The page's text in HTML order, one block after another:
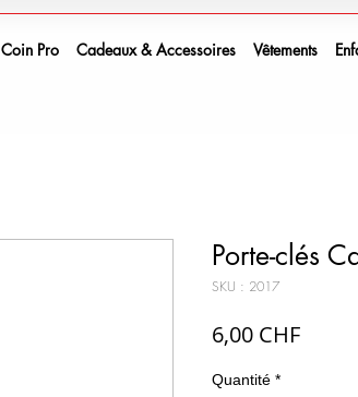
Coin Pro Cadeaux & Accessoires Vêtements
Porte-clés
SKU : 2017
6,00 CHFPrix
Quantité *